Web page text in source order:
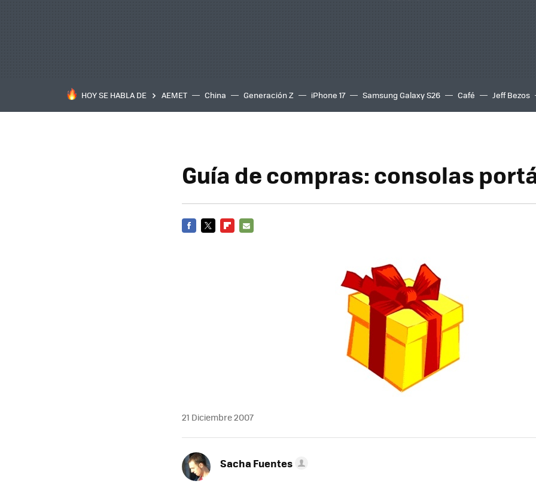
HOY SE HABLA DE AEMET China Generación Z iPhone 17 Samsung Galaxy S26 Café Jeff Bezos
Guía de compras: consolas
21 Diciembre 2007
Sacha Fuentes